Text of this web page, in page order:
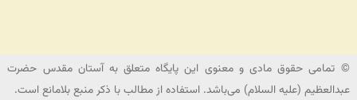
© تمامی حقوق مادی و معنوی این پایگاه متعلق به آستان مقدس حضرت
عبدالعظیم (علیه السلام) می‌باشد. استفاده از مطالب با ذکر منبع بلامانع است.